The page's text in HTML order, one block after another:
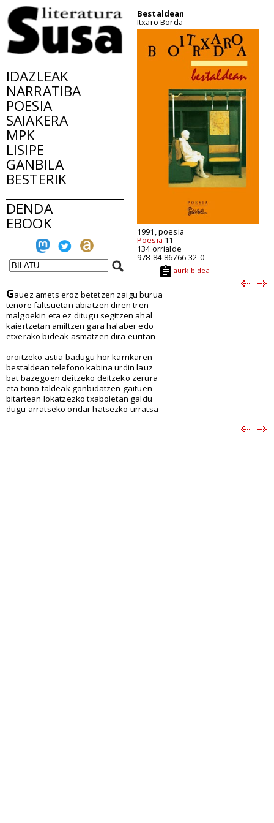
IDAZLEAK
NARRATIBA
POESIA
SAIAKERA
MPK
LISIPE
GANBILA
BESTERIK
DENDA
EBOOK
Bestaldean
Itxaro Borda
1991, poesia
Poesia 11
134 orrialde
978-84-86766-32-0
aurkibidea
Gauez amets eroz betetzen zaigu burua
tenore faltsuetan abiatzen diren tren
malgoekin eta ez ditugu segitzen ahal
kaiertzetan amiltzen gara halaber edo
etxerako bideak asmatzen dira euritan
oroitzeko astia badugu hor karrikaren
bestaldean telefono kabina urdin lauz
bat bazegoen deitzeko deitzeko zerura
eta txino taldeak gonbidatzen gaituen
bitartean lokatzezko txaboletan galdu
dugu arratseko ondar hatsezko urratsa